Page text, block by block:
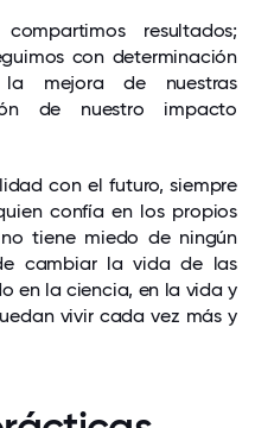
resultados;
con determinación
la mejora de nuestras
de nuestro impacto
con el futuro, siempre
confía en los propios
tiene miedo de ningún
cambiar la vida de las
en la ciencia, en la vida y
vivir cada vez más y